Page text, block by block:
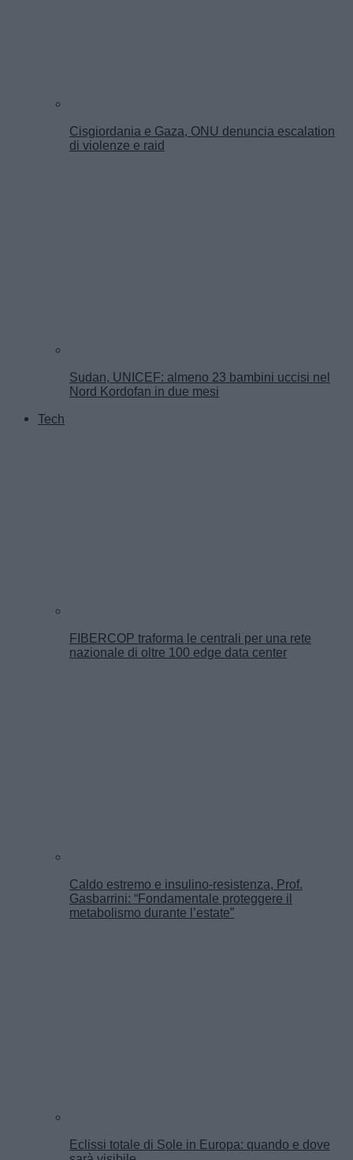
Cisgiordania e Gaza, ONU denuncia escalation
di violenze e raid
Sudan, UNICEF: almeno 23 bambini uccisi nel
Nord Kordofan in due mesi
Tech
FIBERCOP traforma le centrali per una rete
nazionale di oltre 100 edge data center
Caldo estremo e insulino-resistenza, Prof.
Gasbarrini: “Fondamentale proteggere il
metabolismo durante l’estate”
Eclissi totale di Sole in Europa: quando e dove